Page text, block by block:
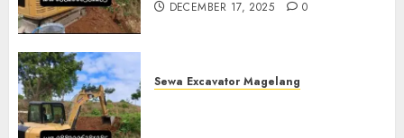
DECEMBER 17, 2025 0
Sewa Excavator Magelang